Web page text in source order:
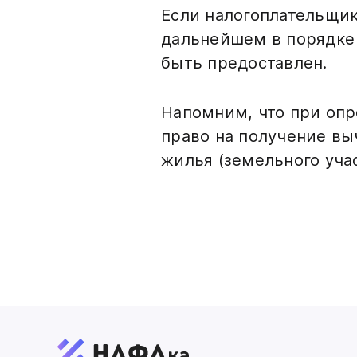
Если
дальнейшем в
быть предоставлен.
Напомним, что при
право на получение
жилья (земельного